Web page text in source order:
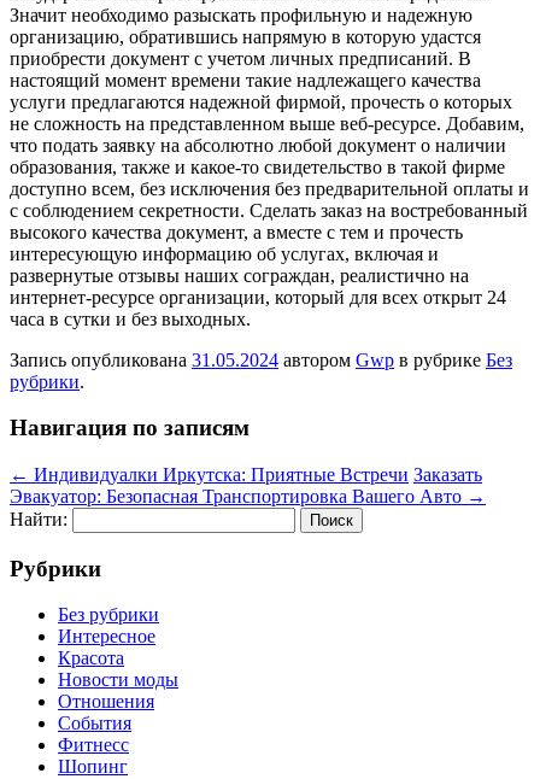
Значит необходимо разыскать профильную и надежную
организацию, обратившись напрямую в которую удастся
приобрести документ с учетом личных предписаний. В
настоящий момент времени такие надлежащего качества
услуги предлагаются надежной фирмой, прочесть о которых
не сложность на представленном выше веб-ресурсе. Добавим,
что подать заявку на абсолютно любой документ о наличии
образования, также и какое-то свидетельство в такой фирме
доступно всем, без исключения без предварительной оплаты и
с соблюдением секретности. Сделать заказ на востребованный
высокого качества документ, а вместе с тем и прочесть
интересующую информацию об услугах, включая и
развернутые отзывы наших сограждан, реалистично на
интернет-ресурсе организации, который для всех открыт 24
часа в сутки и без выходных.
Запись опубликована 31.05.2024 автором Gwp в рубрике Без
рубрики.
Навигация по записям
← Индивидуалки Иркутска: Приятные Встречи Заказать
Эвакуатор: Безопасная Транспортировка Вашего Авто →
Найти:
Рубрики
Без рубрики
Интересное
Красота
Новости моды
Отношения
События
Фитнесс
Шопинг